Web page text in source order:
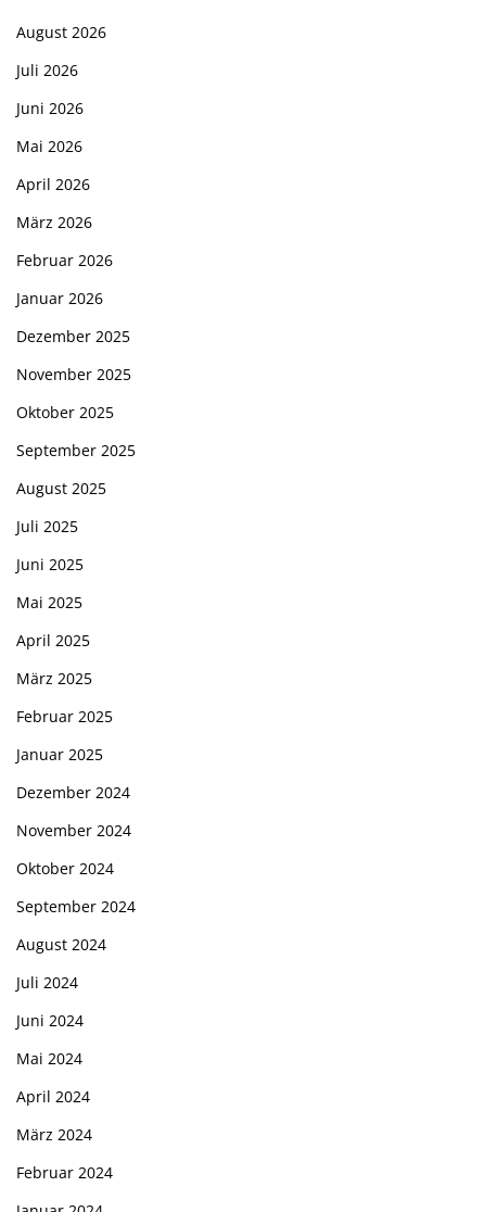
August 2026
Juli 2026
Juni 2026
Mai 2026
April 2026
März 2026
Februar 2026
Januar 2026
Dezember 2025
November 2025
Oktober 2025
September 2025
August 2025
Juli 2025
Juni 2025
Mai 2025
April 2025
März 2025
Februar 2025
Januar 2025
Dezember 2024
November 2024
Oktober 2024
September 2024
August 2024
Juli 2024
Juni 2024
Mai 2024
April 2024
März 2024
Februar 2024